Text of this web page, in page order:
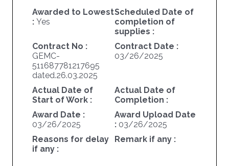
Awarded to Lowest
: Yes
Scheduled Date of
completion of
supplies :
Contract No :
GEMC-
511687781217695
dated.26.03.2025
Contract Date :
03/26/2025
Actual Date of
Start of Work :
Actual Date of
Completion :
Award Date :
03/26/2025
Award Upload Date
: 03/26/2025
Reasons for delay
if any :
Remark if any :